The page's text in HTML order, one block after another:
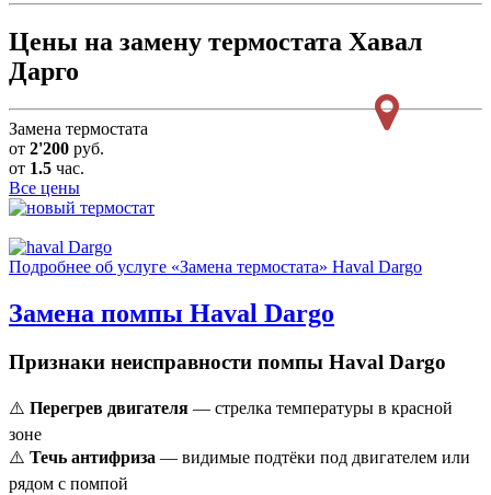
Цены на замену термостата Хавал
Дарго
Замена термостата
от 2'200 руб.
от 1.5 час.
Все цены
Подробнее об услуге «Замена термостата» Haval Dargo
Замена помпы Haval Dargo
Признаки неисправности помпы Haval Dargo
⚠️ Перегрев двигателя — стрелка температуры в красной
зоне
⚠️ Течь антифриза — видимые подтёки под двигателем или
рядом с помпой